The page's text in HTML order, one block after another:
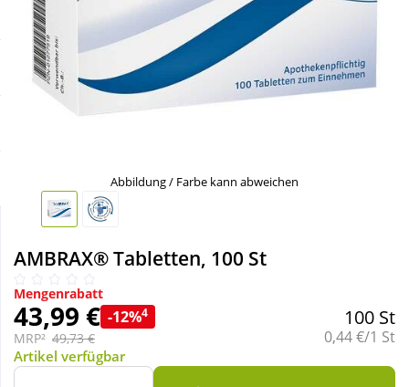
Sale
Schnäppchen
Täglich gut versorgt
Körperpflege & Kosmetik
Liebe & Erotik
Nahrungsergänzung
Sanitätshaus
Sport & Fitness
Abbildung / Farbe kann abweichen
AMBRAX® Tabletten, 100 St
Mengenrabatt
43,99 € -12%4
MRP² 49,73 €
100 St
Grundpreis:
0,44 €/1 St
Artikel verfügbar